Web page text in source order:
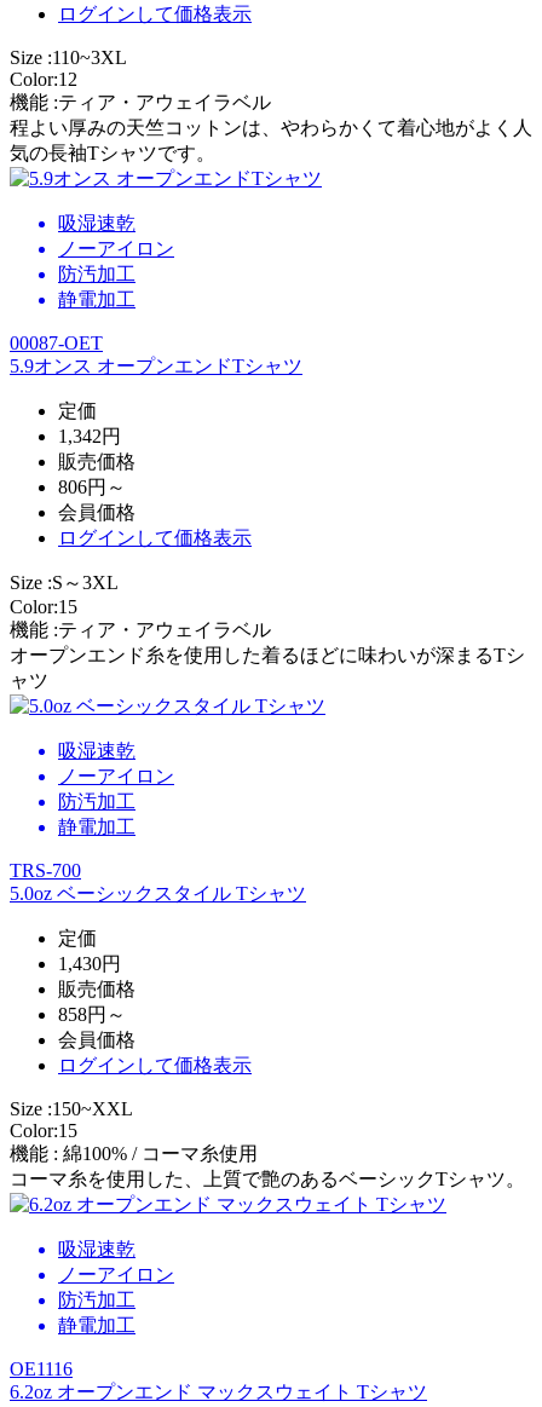
ログイン して価格表示
Size :110~3XL
Color:12
機能 :ティア・アウェイラベル
程よい厚みの天竺コットンは、やわらかくて着心地がよく人
気の長袖Tシャツです。
吸湿速乾
ノーアイロン
防汚加工
静電加工
00087-OET
5.9オンス オープンエンドTシャツ
定価
1,342円
販売価格
806円～
会員価格
ログイン して価格表示
Size :S～3XL
Color:15
機能 :ティア・アウェイラベル
オープンエンド糸を使用した着るほどに味わいが深まるTシ
ャツ
吸湿速乾
ノーアイロン
防汚加工
静電加工
TRS-700
5.0oz ベーシックスタイル Tシャツ
定価
1,430円
販売価格
858円～
会員価格
ログイン して価格表示
Size :150~XXL
Color:15
機能 : 綿100% / コーマ糸使用
コーマ糸を使用した、上質で艶のあるベーシックTシャツ。
吸湿速乾
ノーアイロン
防汚加工
静電加工
OE1116
6.2oz オープンエンド マックスウェイト Tシャツ